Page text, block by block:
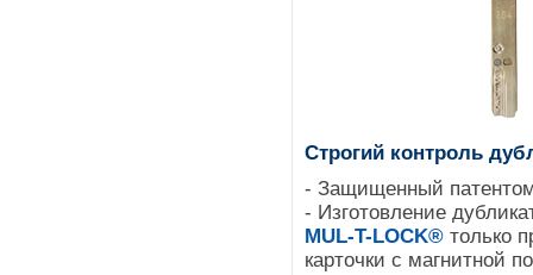
Строгий контроль
- Защищенный
- Изготовление
MUL-T-LOCK® только
карточки с магнитной